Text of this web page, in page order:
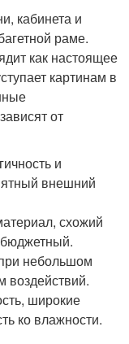
кабинета и
раме.
как настоящее
картинам в
от
и
внешний
схожий
небольшом
воздействий.
широкие
ко влажности.